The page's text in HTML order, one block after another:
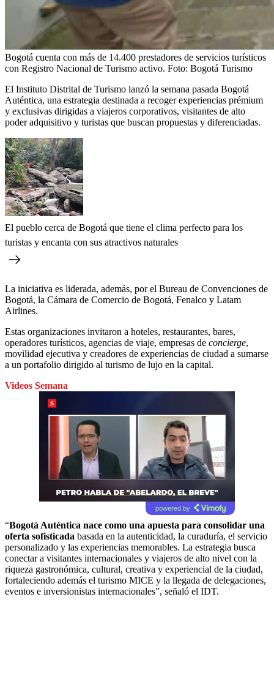
Bogotá cuenta con más de 14.400 prestadores de servicios turísticos
con Registro Nacional de Turismo activo. Foto: Bogotá Turismo
El Instituto Distrital de Turismo lanzó la semana pasada Bogotá
Auténtica, una estrategia destinada a recoger experiencias prémium
y exclusivas dirigidas a viajeros corporativos, visitantes de alto
poder adquisitivo y turistas que buscan propuestas y diferenciadas.
El pueblo cerca de Bogotá que tiene el clima perfecto para los
turistas y encanta con sus atractivos naturales
La iniciativa es liderada, además, por el Bureau de Convenciones de
Bogotá, la Cámara de Comercio de Bogotá, Fenalco y Latam
Airlines.
Estas organizaciones invitaron a hoteles, restaurantes, bares,
operadores turísticos, agencias de viaje, empresas de concierge,
movilidad ejecutiva y creadores de experiencias de ciudad a sumarse
a un portafolio dirigido al turismo de lujo en la capital.
Videos Semana
powered by
“Bogotá Auténtica nace como una apuesta para consolidar una
oferta sofisticada basada en la autenticidad, la curaduría, el servicio
personalizado y las experiencias memorables. La estrategia busca
conectar a visitantes internacionales y viajeros de alto nivel con la
riqueza gastronómica, cultural, creativa y experiencial de la ciudad,
fortaleciendo además el turismo MICE y la llegada de delegaciones,
eventos e inversionistas internacionales”, señaló el IDT.